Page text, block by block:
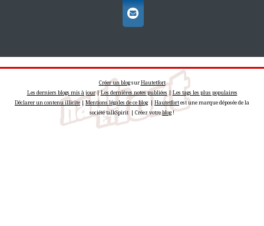
Créer un blogsurHautetfort
Les derniers blogs mis à jour|Les dernières notes publiées |Les tags les plus populaires
Déclarer un contenu illicite|Mentions légales de ce blog| Hautetfortest une marque déposée de la
société talkSpirit | Créez votreblog!